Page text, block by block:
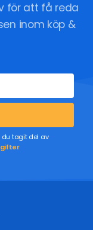
för att få reda
inom köp &
du tagit del av